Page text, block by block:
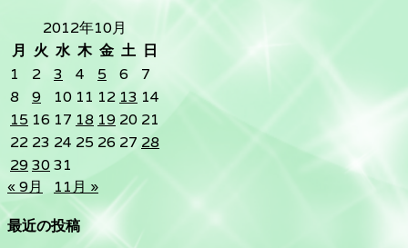
2012年10月
月 火 水 木 金 土 日
1
2 3 4 5 6
7
8
9 10 11 12 13 14
15 16 17 18 19 20 21
22 23 24 25 26 27 28
293031
« 9月
11月 »
最近の投稿